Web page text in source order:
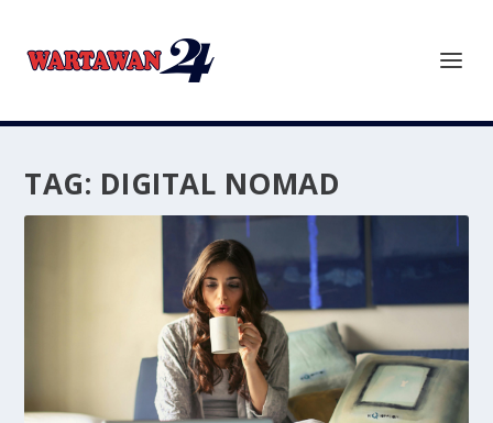
TAG: DIGITAL NOMAD